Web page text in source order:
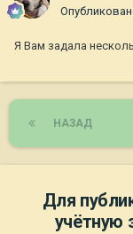
Я Вам задала
НАЗАД
Для
учётную